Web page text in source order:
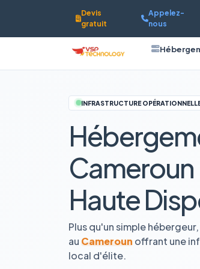
Devis
gratuit
Appelez-
nous
INFRASTRUCTURE
Cameroun
Haute
Plus qu'un simple
au Cameroun offrant une
local d'élite.